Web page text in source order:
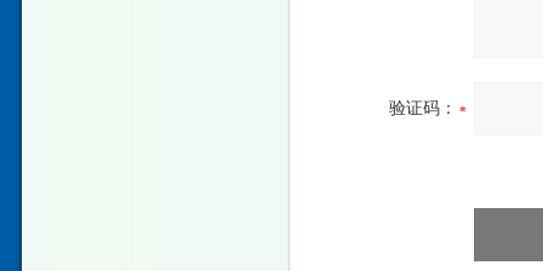
验证码：